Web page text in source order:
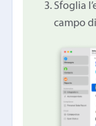
Sfoglia
campo